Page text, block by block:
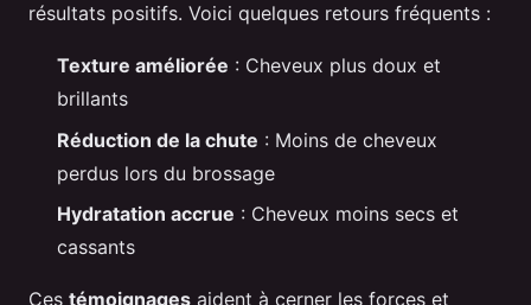
résultats positifs. Voici quelques retours fréquents :
Texture améliorée : Cheveux plus doux et
brillants
Réduction de la chute : Moins de cheveux
perdus lors du brossage
Hydratation accrue : Cheveux moins secs et
cassants
Ces témoignages aident à cerner les forces et